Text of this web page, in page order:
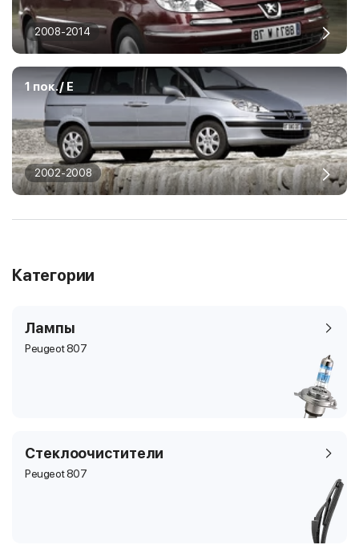
2008-2014
1 пок. / E
2002-2008
Категории
Лампы
Peugeot 807
Стеклоочистители
Peugeot 807